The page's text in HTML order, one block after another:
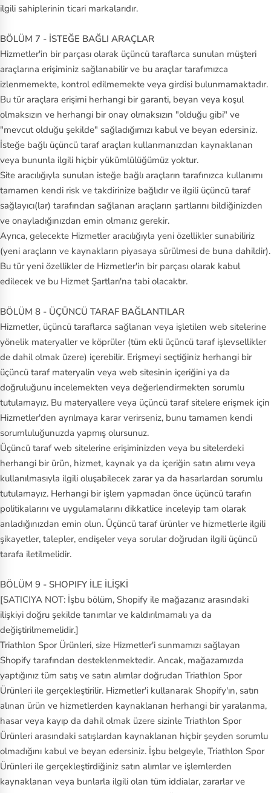
ilgili sahiplerinin ticari markalarıdır.
BÖLÜM 7 - İSTEĞE BAĞLI ARAÇLAR
Hizmetler'in bir parçası olarak üçüncü taraflarca sunulan müşteri
araçlarına erişiminiz sağlanabilir ve bu araçlar tarafımızca
izlenmemekte, kontrol edilmemekte veya girdisi bulunmamaktadır.
Bu tür araçlara erişimi herhangi bir garanti, beyan veya koşul
olmaksızın ve herhangi bir onay olmaksızın "olduğu gibi" ve
"mevcut olduğu şekilde" sağladığımızı kabul ve beyan edersiniz.
İsteğe bağlı üçüncü taraf araçları kullanmanızdan kaynaklanan
veya bununla ilgili hiçbir yükümlülüğümüz yoktur.
Site aracılığıyla sunulan isteğe bağlı araçların tarafınızca kullanımı
tamamen kendi risk ve takdirinize bağlıdır ve ilgili üçüncü taraf
sağlayıcı(lar) tarafından sağlanan araçların şartlarını bildiğinizden
ve onayladığınızdan emin olmanız gerekir.
Ayrıca, gelecekte Hizmetler aracılığıyla yeni özellikler sunabiliriz
(yeni araçların ve kaynakların piyasaya sürülmesi de buna dahildir).
Bu tür yeni özellikler de Hizmetler'in bir parçası olarak kabul
edilecek ve bu Hizmet Şartları'na tabi olacaktır.
BÖLÜM 8 - ÜÇÜNCÜ TARAF BAĞLANTILAR
Hizmetler, üçüncü taraflarca sağlanan veya işletilen web sitelerine
yönelik materyaller ve köprüler (tüm ekli üçüncü taraf işlevsellikler
de dahil olmak üzere) içerebilir. Erişmeyi seçtiğiniz herhangi bir
üçüncü taraf materyalin veya web sitesinin içeriğini ya da
doğruluğunu incelemekten veya değerlendirmekten sorumlu
tutulamayız. Bu materyallere veya üçüncü taraf sitelere erişmek için
Hizmetler'den ayrılmaya karar verirseniz, bunu tamamen kendi
sorumluluğunuzda yapmış olursunuz.
Üçüncü taraf web sitelerine erişiminizden veya bu sitelerdeki
herhangi bir ürün, hizmet, kaynak ya da içeriğin satın alımı veya
kullanılmasıyla ilgili oluşabilecek zarar ya da hasarlardan sorumlu
tutulamayız. Herhangi bir işlem yapmadan önce üçüncü tarafın
politikalarını ve uygulamalarını dikkatlice inceleyip tam olarak
anladığınızdan emin olun. Üçüncü taraf ürünler ve hizmetlerle ilgili
şikayetler, talepler, endişeler veya sorular doğrudan ilgili üçüncü
tarafa iletilmelidir.
BÖLÜM 9 - SHOPIFY İLE İLİŞKİ
[SATICIYA NOT: İşbu bölüm, Shopify ile mağazanız arasındaki
ilişkiyi doğru şekilde tanımlar ve kaldırılmamalı ya da
değiştirilmemelidir.]
Triathlon Spor Ürünleri, size Hizmetler'i sunmamızı sağlayan
Shopify tarafından desteklenmektedir. Ancak, mağazamızda
yaptığınız tüm satış ve satın alımlar doğrudan Triathlon Spor
Ürünleri ile gerçekleştirilir. Hizmetler'i kullanarak Shopify'ın, satın
alınan ürün ve hizmetlerden kaynaklanan herhangi bir yaralanma,
hasar veya kayıp da dahil olmak üzere sizinle Triathlon Spor
Ürünleri arasındaki satışlardan kaynaklanan hiçbir şeyden sorumlu
olmadığını kabul ve beyan edersiniz. İşbu belgeyle, Triathlon Spor
Ürünleri ile gerçekleştirdiğiniz satın alımlar ve işlemlerden
kaynaklanan veya bunlarla ilgili olan tüm iddialar, zararlar ve